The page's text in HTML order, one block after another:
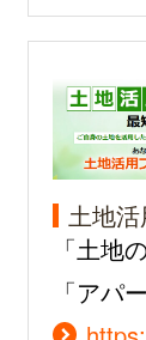
土地活
「土地
「アパ